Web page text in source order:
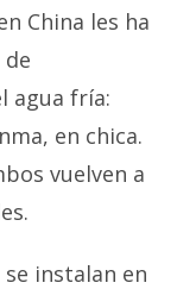
China les ha
agua fría:
en chica.
vuelven a
se instalan en